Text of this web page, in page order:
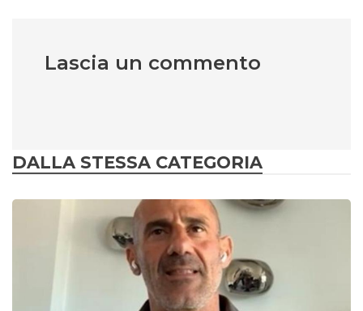
Lascia un commento
DALLA STESSA CATEGORIA